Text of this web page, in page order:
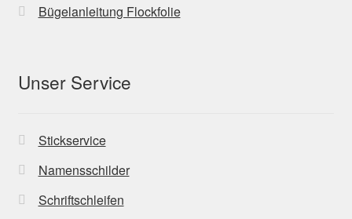
Bügelanleitung Flockfolie
Unser Service
Stickservice
Namensschilder
Schriftschleifen